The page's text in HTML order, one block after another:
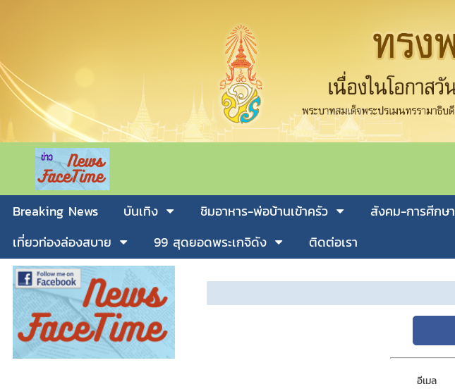
Breaking News บันเทิง ชิมอาหาร-พ่อบ้านเข้าครัว สังคม-การศีกษา
เที่ยวท่องล่องสบาย
99 สุดยอดพระเกจิดัง ติดต่อเรา
อีเมล